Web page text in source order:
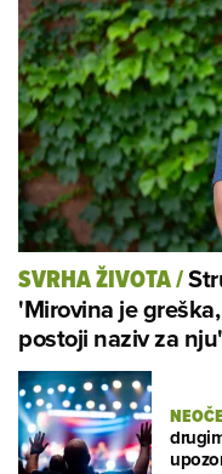
SVRHA ŽIVOTA/
'Mirovina je
postoji naziv za nju'